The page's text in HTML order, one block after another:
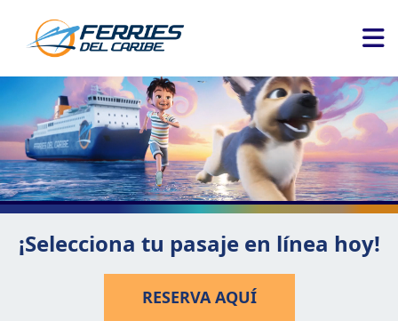
¡Selecciona tu pasaje en línea hoy!
RESERVA AQUÍ